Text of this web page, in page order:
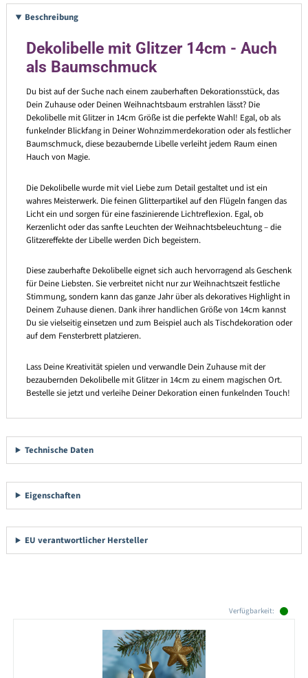
Beschreibung
Dekolibelle mit Glitzer 14cm - Auch
als Baumschmuck
Du bist auf der Suche nach einem zauberhaften Dekorationsstück, das
Dein Zuhause oder Deinen Weihnachtsbaum erstrahlen lässt? Die
Dekolibelle mit Glitzer in 14cm Größe ist die perfekte Wahl! Egal, ob als
funkelnder Blickfang in Deiner Wohnzimmerdekoration oder als festlicher
Baumschmuck, diese bezaubernde Libelle verleiht jedem Raum einen
Hauch von Magie.
Die Dekolibelle wurde mit viel Liebe zum Detail gestaltet und ist ein
wahres Meisterwerk. Die feinen Glitterpartikel auf den Flügeln fangen das
Licht ein und sorgen für eine faszinierende Lichtreflexion. Egal, ob
Kerzenlicht oder das sanfte Leuchten der Weihnachtsbeleuchtung – die
Glitzereffekte der Libelle werden Dich begeistern.
Diese zauberhafte Dekolibelle eignet sich auch hervorragend als Geschenk
für Deine Liebsten. Sie verbreitet nicht nur zur Weihnachtszeit festliche
Stimmung, sondern kann das ganze Jahr über als dekoratives Highlight in
Deinem Zuhause dienen. Dank ihrer handlichen Größe von 14cm kannst
Du sie vielseitig einsetzen und zum Beispiel auch als Tischdekoration oder
auf dem Fensterbrett platzieren.
Lass Deine Kreativität spielen und verwandle Dein Zuhause mit der
bezaubernden Dekolibelle mit Glitzer in 14cm zu einem magischen Ort.
Bestelle sie jetzt und verleihe Deiner Dekoration einen funkelnden Touch!
Technische Daten
Eigenschaften
EU verantwortlicher Hersteller
Verfügbarkeit: